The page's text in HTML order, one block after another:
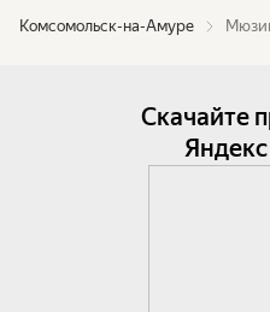
Комсомольск-на-Амуре
Скачайте